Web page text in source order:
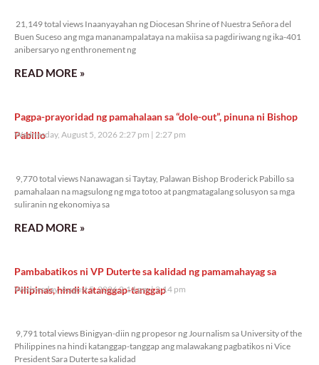
21,149 total views Inaanyayahan ng Diocesan Shrine of Nuestra Señora del
Buen Suceso ang mga mananampalataya na makiisa sa pagdiriwang ng ika-401
anibersaryo ng enthronement ng
READ MORE »
Pagpa-prayoridad ng pamahalaan sa “dole-out”, pinuna ni Bishop
Pabillo
Wednesday, August 5, 2026 2:27 pm 2:27 pm
9,770 total views Nanawagan si Taytay, Palawan Bishop Broderick Pabillo sa
pamahalaan na magsulong ng mga totoo at pangmatagalang solusyon sa mga
suliranin ng ekonomiya sa
READ MORE »
Pambabatikos ni VP Duterte sa kalidad ng pamamahayag sa
Pilipinas, hindi katanggap-tanggap
Wednesday, August 5, 2026 2:14 pm 2:14 pm
9,791 total views Binigyan-diin ng propesor ng Journalism sa University of the
Philippines na hindi katanggap-tanggap ang malawakang pagbatikos ni Vice
President Sara Duterte sa kalidad